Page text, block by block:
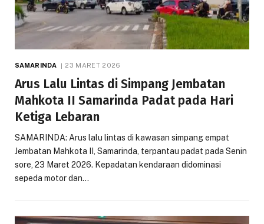
SAMARINDA 23 MARET 2026
Arus Lalu Lintas di Simpang Jembatan
Mahkota II Samarinda Padat pada Hari
Ketiga Lebaran
SAMARINDA: Arus lalu lintas di kawasan simpang empat
Jembatan Mahkota II, Samarinda, terpantau padat pada Senin
sore, 23 Maret 2026. Kepadatan kendaraan didominasi
sepeda motor dan…